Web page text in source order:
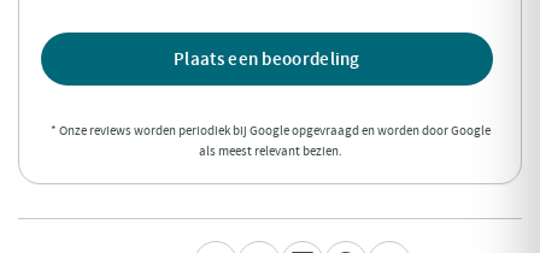
Plaats een beoordeling
* Onze reviews worden periodiek bij Google opgevraagd en worden door Google
als meest relevant bezien.